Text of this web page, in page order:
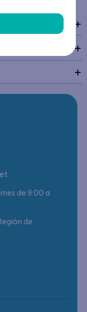
+
de 9:00 a
de